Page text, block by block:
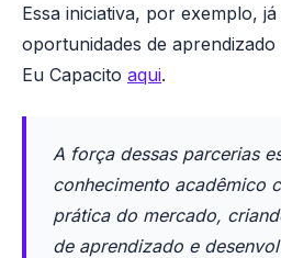
Essa iniciativa, por exemplo,
oportunidades de
Eu Capacito aqui.
A força dessas parcerias
conhecimento acadêmico
prática do mercado,
de aprendizado e